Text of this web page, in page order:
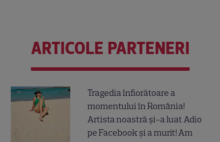
ARTICOLE PARTENERI
Tragedia înfiorătoare a
momentului în România!
Artista noastră și-a luat Adio
pe Facebook și a murit! Am